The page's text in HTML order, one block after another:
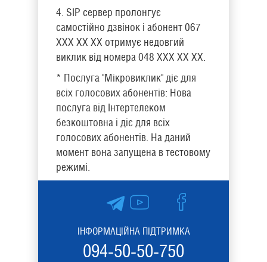
4. SIP сервер пролонгує
самостійно дзвінок і абонент 067
ХХХ ХХ ХХ отримує недовгий
виклик від номера 048 ХХХ ХХ ХХ.
* Послуга "Мікровиклик" діє для
всіх голосових абонентів: Нова
послуга від Інтертелеком
безкоштовна і діє для всіх
голосових абонентів. На даний
момент вона запущена в тестовому
режимі.
ІНФОРМАЦІЙНА ПІДТРИМКА
094-50-50-750